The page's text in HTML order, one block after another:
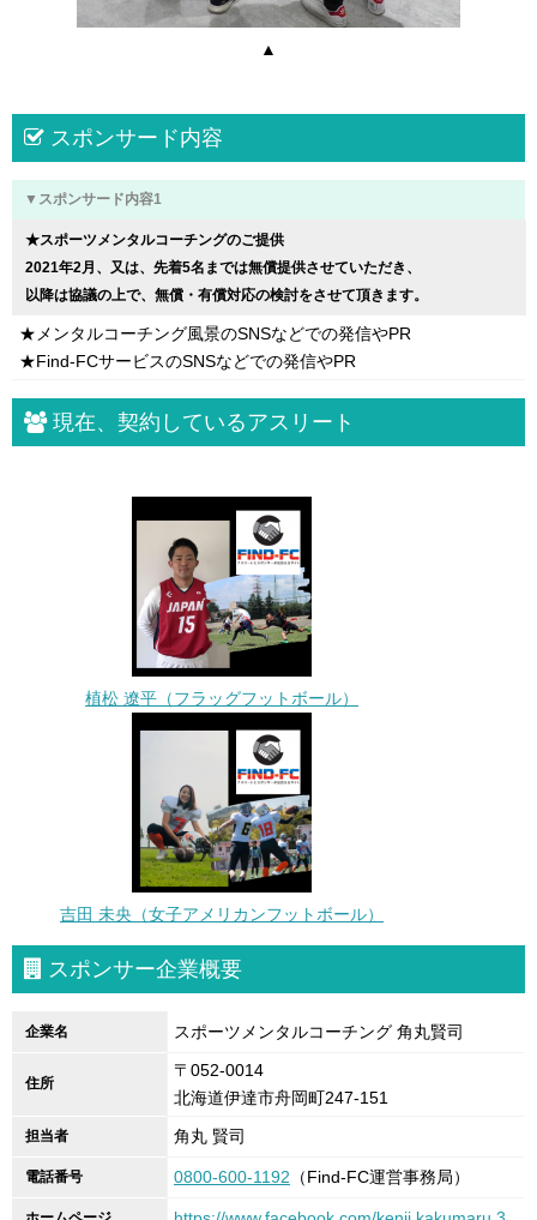
▲
スポンサード内容
▼スポンサード内容1
★スポーツメンタルコーチングのご提供
2021年2月、又は、先着5名までは無償提供させていただき、
以降は協議の上で、無償・有償対応の検討をさせて頂きます。
★メンタルコーチング風景のSNSなどでの発信やPR
★Find-FCサービスのSNSなどでの発信やPR
現在、契約しているアスリート
植松 遼平（フラッグフットボール）
吉田 未央（女子アメリカンフットボール）
スポンサー企業概要
企業名 スポーツメンタルコーチング 角丸賢司
住所
〒052-0014
北海道伊達市舟岡町247-151
担当者 角丸 賢司
電話番号 0800-600-1192 （Find-FC運営事務局）